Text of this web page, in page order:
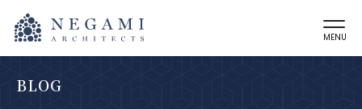
MENU
BLOG